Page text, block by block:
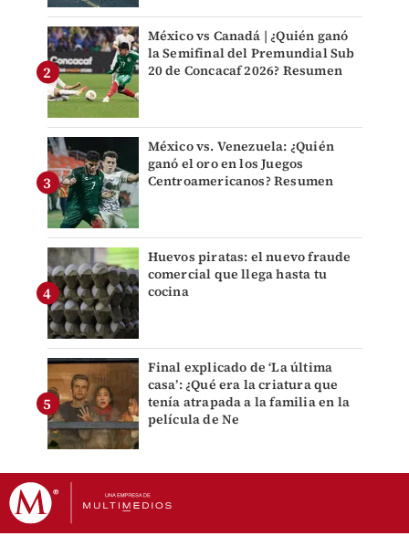
México vs Canadá | ¿Quién ganó
la Semifinal del Premundial Sub
20 de Concacaf 2026? Resumen
México vs. Venezuela: ¿Quién
ganó el oro en los Juegos
Centroamericanos? Resumen
Huevos piratas: el nuevo fraude
comercial que llega hasta tu
cocina
Final explicado de ‘La última
casa’: ¿Qué era la criatura que
tenía atrapada a la familia en la
película de Ne